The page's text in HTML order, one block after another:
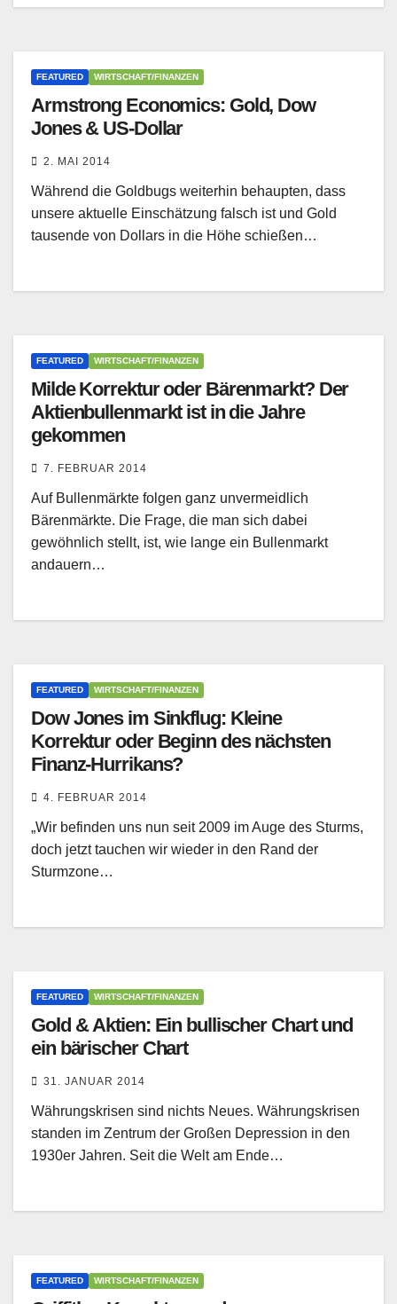
FEATURED WIRTSCHAFT/FINANZEN
Armstrong Economics: Gold, Dow
Jones & US-Dollar
2. MAI 2014
Während die Goldbugs weiterhin behaupten, dass
unsere aktuelle Einschätzung falsch ist und Gold
tausende von Dollars in die Höhe schießen…
FEATURED WIRTSCHAFT/FINANZEN
Milde Korrektur oder Bärenmarkt? Der
Aktienbullenmarkt ist in die Jahre
gekommen
7. FEBRUAR 2014
Auf Bullenmärkte folgen ganz unvermeidlich
Bärenmärkte. Die Frage, die man sich dabei
gewöhnlich stellt, ist, wie lange ein Bullenmarkt
andauern…
FEATURED WIRTSCHAFT/FINANZEN
Dow Jones im Sinkflug: Kleine
Korrektur oder Beginn des nächsten
Finanz-Hurrikans?
4. FEBRUAR 2014
„Wir befinden uns nun seit 2009 im Auge des Sturms,
doch jetzt tauchen wir wieder in den Rand der
Sturmzone…
FEATURED WIRTSCHAFT/FINANZEN
Gold & Aktien: Ein bullischer Chart und
ein bärischer Chart
31. JANUAR 2014
Währungskrisen sind nichts Neues. Währungskrisen
standen im Zentrum der Großen Depression in den
1930er Jahren. Seit die Welt am Ende…
FEATURED WIRTSCHAFT/FINANZEN